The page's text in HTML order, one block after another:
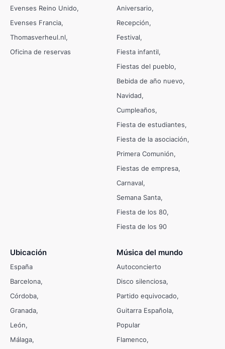
Evenses Reino Unido
Evenses Francia
Thomasverheul.nl
Oficina de reservas
Aniversario
Recepción
Festival
Fiesta infantil
Fiestas del pueblo
Bebida de año nuevo
Navidad
Cumpleaños
Fiesta de estudiantes
Fiesta de la asociación
Primera Comunión
Fiestas de empresa
Carnaval
Semana Santa
Fiesta de los 80
Fiesta de los 90
Ubicación
España
Barcelona
Córdoba
Granada
León
Málaga
Música del mundo
Autoconcierto
Disco silenciosa
Partido equivocado
Guitarra Española
Popular
Flamenco